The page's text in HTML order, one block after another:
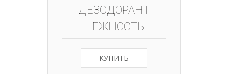
ДЕЗОДОРАНТ
НЕЖНОСТЬ
КУПИТЬ